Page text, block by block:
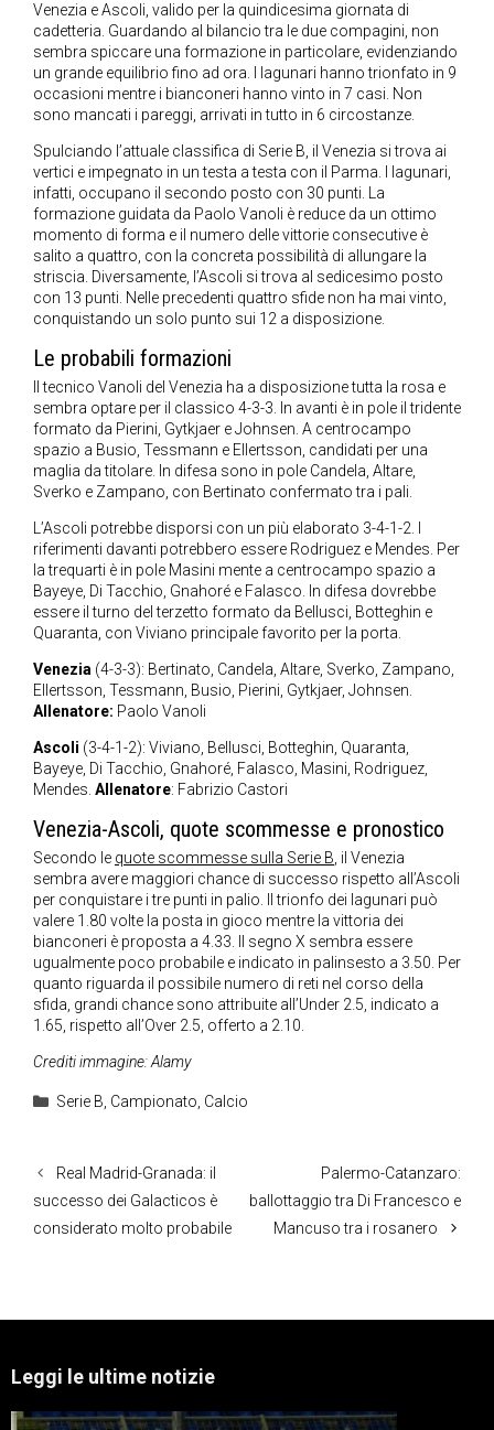
Venezia e Ascoli, valido per la quindicesima giornata di
cadetteria. Guardando al bilancio tra le due compagini, non
sembra spiccare una formazione in particolare, evidenziando
un grande equilibrio fino ad ora. I lagunari hanno trionfato in 9
occasioni mentre i bianconeri hanno vinto in 7 casi. Non
sono mancati i pareggi, arrivati in tutto in 6 circostanze.
Spulciando l’attuale classifica di Serie B, il Venezia si trova ai
vertici e impegnato in un testa a testa con il Parma. I lagunari,
infatti, occupano il secondo posto con 30 punti. La
formazione guidata da Paolo Vanoli è reduce da un ottimo
momento di forma e il numero delle vittorie consecutive è
salito a quattro, con la concreta possibilità di allungare la
striscia. Diversamente, l’Ascoli si trova al sedicesimo posto
con 13 punti. Nelle precedenti quattro sfide non ha mai vinto,
conquistando un solo punto sui 12 a disposizione.
Le probabili formazioni
Il tecnico Vanoli del Venezia ha a disposizione tutta la rosa e
sembra optare per il classico 4-3-3. In avanti è in pole il tridente
formato da Pierini, Gytkjaer e Johnsen. A centrocampo
spazio a Busio, Tessmann e Ellertsson, candidati per una
maglia da titolare. In difesa sono in pole Candela, Altare,
Sverko e Zampano, con Bertinato confermato tra i pali.
L’Ascoli potrebbe disporsi con un più elaborato 3-4-1-2. I
riferimenti davanti potrebbero essere Rodriguez e Mendes. Per
la trequarti è in pole Masini mente a centrocampo spazio a
Bayeye, Di Tacchio, Gnahoré e Falasco. In difesa dovrebbe
essere il turno del terzetto formato da Bellusci, Botteghin e
Quaranta, con Viviano principale favorito per la porta.
Venezia (4-3-3): Bertinato, Candela, Altare, Sverko, Zampano,
Ellertsson, Tessmann, Busio, Pierini, Gytkjaer, Johnsen.
Allenatore: Paolo Vanoli
Ascoli (3-4-1-2): Viviano, Bellusci, Botteghin, Quaranta,
Bayeye, Di Tacchio, Gnahoré, Falasco, Masini, Rodriguez,
Mendes. Allenatore: Fabrizio Castori
Venezia-Ascoli, quote scommesse e pronostico
Secondo le quote scommesse sulla Serie B, il Venezia
sembra avere maggiori chance di successo rispetto all’Ascoli
per conquistare i tre punti in palio. Il trionfo dei lagunari può
valere 1.80 volte la posta in gioco mentre la vittoria dei
bianconeri è proposta a 4.33. Il segno X sembra essere
ugualmente poco probabile e indicato in palinsesto a 3.50. Per
quanto riguarda il possibile numero di reti nel corso della
sfida, grandi chance sono attribuite all’Under 2.5, indicato a
1.65, rispetto all’Over 2.5, offerto a 2.10.
Crediti immagine: Alamy
Categorie
Serie B, Campionato, Calcio
Real Madrid-Granada: il
successo dei Galacticos è
considerato molto probabile
Palermo-Catanzaro:
ballottaggio tra Di Francesco e
Mancuso tra i rosanero
Leggi le ultime notizie